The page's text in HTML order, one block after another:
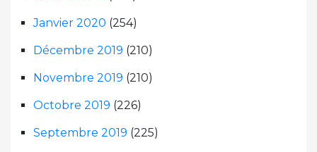
Janvier 2020 (254)
Décembre 2019 (210)
Novembre 2019 (210)
Octobre 2019 (226)
Septembre 2019 (225)